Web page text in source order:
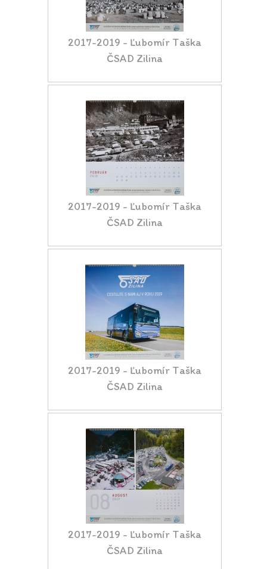
2017-2019 - Ľubomír Taška
ČSAD Zilina
2017-2019 - Ľubomír Taška
ČSAD Zilina
2017-2019 - Ľubomír Taška
ČSAD Zilina
2017-2019 - Ľubomír Taška
ČSAD Zilina